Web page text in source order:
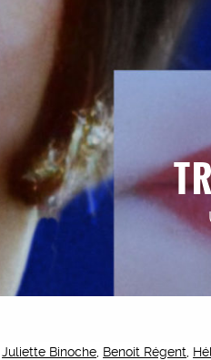
Juliette Binoche Benoit Régent